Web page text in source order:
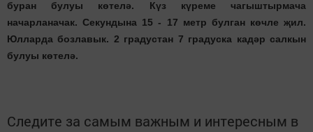
буран булуы көтелә. Күз күреме чагыштырмача
начарланачак. Секундына 15 - 17 метр булган көчле җил.
Юлларда бозлавык. 2 градустан 7 градуска кадәр салкын
булуы көтелә.
Следите за самым важным и интересным в